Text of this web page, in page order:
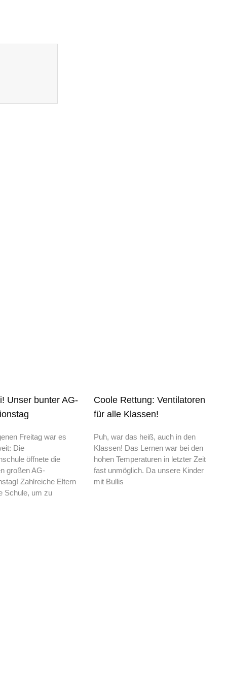
Unser bunter AG-
Freitag war es
Die
öffnete die
großen AG-
Zahlreiche Eltern
Schule, um zu
Coole Rettung: Ventilatoren
für alle Klassen!
Puh, war das heiß, auch in den
Klassen! Das Lernen war bei den
hohen Temperaturen in letzter Zeit
fast unmöglich. Da unsere Kinder
mit Bullis